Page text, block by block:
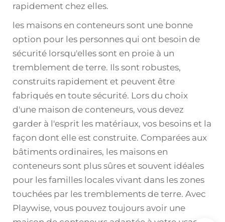
rapidement chez elles.
les maisons en conteneurs sont une bonne
option pour les personnes qui ont besoin de
sécurité lorsqu'elles sont en proie à un
tremblement de terre. Ils sont robustes,
construits rapidement et peuvent être
fabriqués en toute sécurité. Lors du choix
d'une maison de conteneurs, vous devez
garder à l'esprit les matériaux, vos besoins et la
façon dont elle est construite. Comparées aux
bâtiments ordinaires, les maisons en
conteneurs sont plus sûres et souvent idéales
pour les familles locales vivant dans les zones
touchées par les tremblements de terre. Avec
Playwise, vous pouvez toujours avoir une